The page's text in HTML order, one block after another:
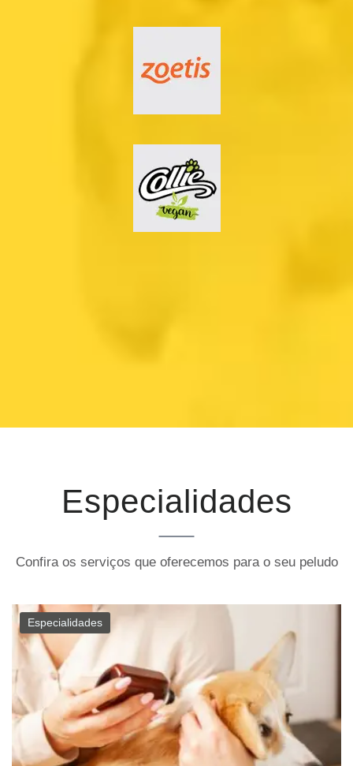
Especialidades
Confira os serviços que oferecemos para o seu peludo
Especialidades